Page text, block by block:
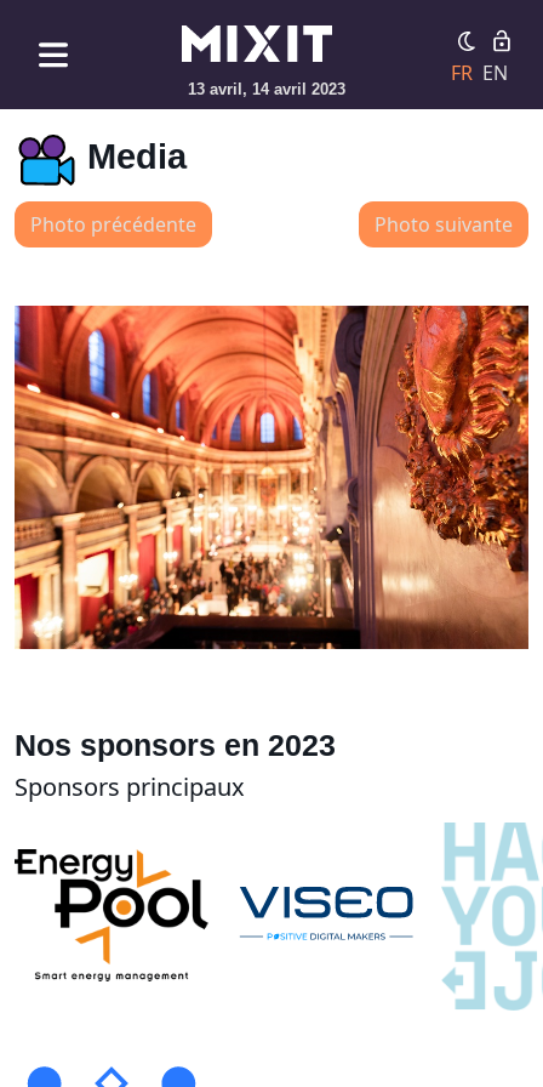
13 avril, 14 avril 2023
FR EN
Media
Photo précédente Photo suivante
Nos sponsors en 2023
Sponsors principaux